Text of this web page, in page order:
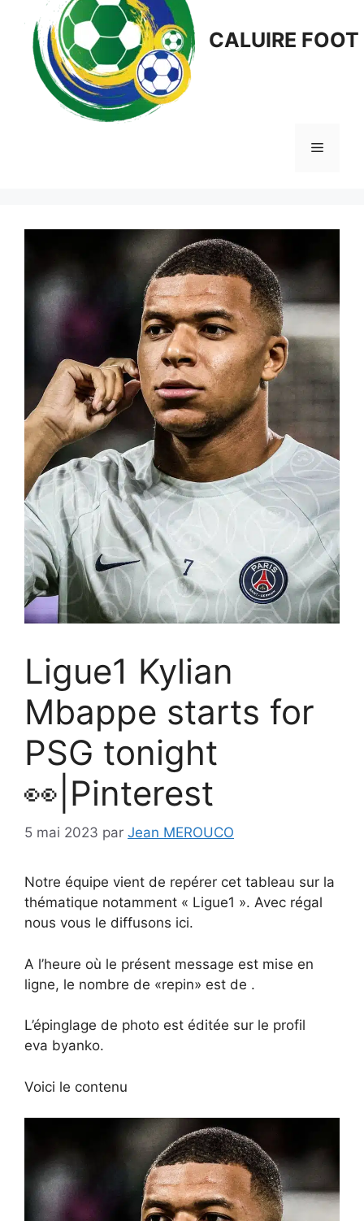
CALUIRE FOOT
Menu
Ligue1 Kylian
Mbappe starts for
PSG tonight
👀|Pinterest
5 mai 2023 par Jean MEROUCO
Notre équipe vient de repérer cet tableau sur la
thématique notamment « Ligue1 ». Avec régal
nous vous le diffusons ici.
A l’heure où le présent message est mise en
ligne, le nombre de «repin» est de .
L’épinglage de photo est éditée sur le profil
eva byanko.
Voici le contenu